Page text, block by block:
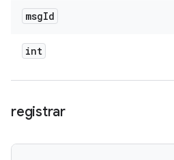
msgId
int
registrar